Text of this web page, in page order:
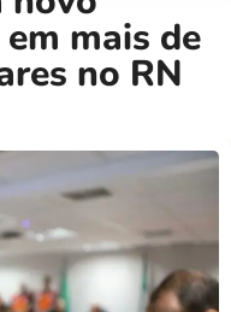
mais de
no RN